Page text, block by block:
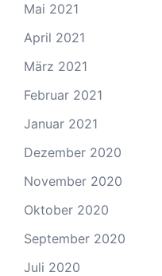
Mai 2021
April 2021
März 2021
Februar 2021
Januar 2021
Dezember 2020
November 2020
Oktober 2020
September 2020
Juli 2020